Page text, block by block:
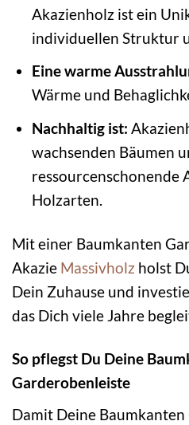
Akazienholz ist ein
individuellen Struktur
Eine warme
Wärme und
Nachhaltig ist:
wachsenden Bäumen
ressourcenschonende
Holzarten.
Mit einer Baumkanten
Akazie Massivholz holst
Dein Zuhause und
das Dich viele Jahre
So pflegst Du Deine
Garderobenleiste
Damit Deine